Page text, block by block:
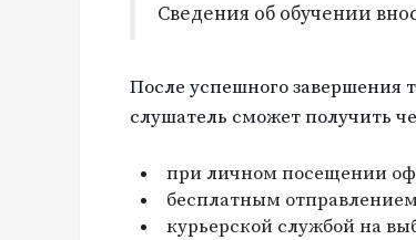
Сведения об обучении
После успешного завершения
слушатель сможет получить
при личном посещении
бесплатным
курьерской службой на